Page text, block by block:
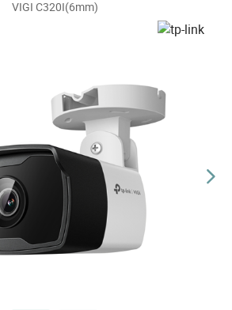
VIGI C320I(6mm)